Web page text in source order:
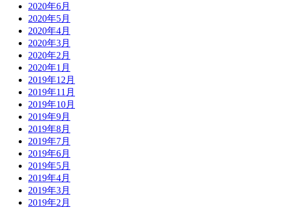
2020年6月
2020年5月
2020年4月
2020年3月
2020年2月
2020年1月
2019年12月
2019年11月
2019年10月
2019年9月
2019年8月
2019年7月
2019年6月
2019年5月
2019年4月
2019年3月
2019年2月